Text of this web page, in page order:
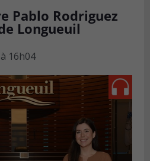
Pablo Rodriguez
Longueuil
16h04